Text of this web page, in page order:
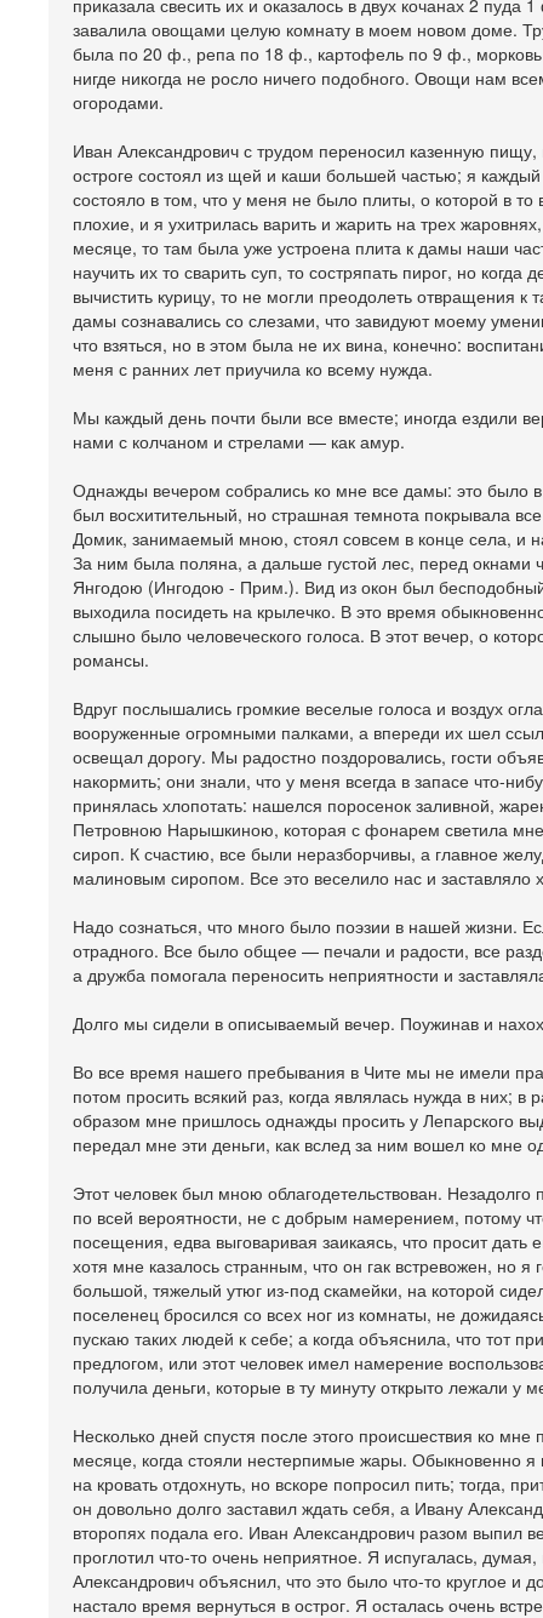
приказала свесить их и оказалось в двух кочанах 2
завалила овощами целую комнату в моем новом доме.
была по 20 ф., репа по 18 ф., картофель по 9 ф.,
нигде никогда не росло ничего подобного. Овощи нам
огородами.
Иван Александрович с трудом переносил казенную пищу,
остроге состоял из щей и каши большей частью; я
состояло в том, что у меня не было плиты, о которой в
плохие, и я ухитрилась варить и жарить на трех
месяце, то там была уже устроена плита к дамы наши
научить их то сварить суп, то состряпать пирог, но
вычистить курицу, то не могли преодолеть отвращения
дамы сознавались со слезами, что завидуют моему
что взяться, но в этом была не их вина, конечно:
меня с ранних лет приучила ко всему нужда.
Мы каждый день почти были все вместе; иногда ездили
нами с колчаном и стрелами — как амур.
Однажды вечером собрались ко мне все дамы: это было
был восхитительный, но страшная темнота покрывала
Домик, занимаемый мною, стоял совсем в конце села, и
За ним была поляна, а дальше густой лес, перед
Янгодою (Ингодою - Прим.). Вид из окон был
выходила посидеть на крылечко. В это время
слышно было человеческого голоса. В этот вечер, о
романсы.
Вдруг послышались громкие веселые голоса и воздух
вооруженные огромными палками, а впереди их шел
освещал дорогу. Мы радостно поздоровались, гости
накормить; они знали, что у меня всегда в запасе что-
принялась хлопотать: нашелся поросенок заливной,
Петровною Нарышкиною, которая с фонарем светила
сироп. К счастию, все были неразборчивы, а главное
малиновым сиропом. Все это веселило нас и заставляло
Надо сознаться, что много было поэзии в нашей жизни.
отрадного. Все было общее — печали и радости, все
а дружба помогала переносить неприятности и
Долго мы сидели в описываемый вечер. Поужинав и
Во все время нашего пребывания в Чите мы не имели
потом просить всякий раз, когда являлась нужда в них;
образом мне пришлось однажды просить у Лепарского
передал мне эти деньги, как вслед за ним вошел ко мне
Этот человек был мною облагодетельствован.
по всей вероятности, не с добрым намерением, потому
посещения, едва выговаривая заикаясь, что просит
хотя мне казалось странным, что он гак встревожен, но я
большой, тяжелый утюг из-под скамейки, на которой
поселенец бросился со всех ног из комнаты, не
пускаю таких людей к себе; а когда объяснила, что тот
предлогом, или этот человек имел намерение
получила деньги, которые в ту минуту открыто лежали у
Несколько дней спустя после этого происшествия ко
месяце, когда стояли нестерпимые жары. Обыкновенно я
на кровать отдохнуть, но вскоре попросил пить; тогда,
он довольно долго заставил ждать себя, а Ивану
второпях подала его. Иван Александрович разом выпил
проглотил что-то очень неприятное. Я испугалась,
Александрович объяснил, что это было что-то круглое
настало время вернуться в острог. Я осталась очень